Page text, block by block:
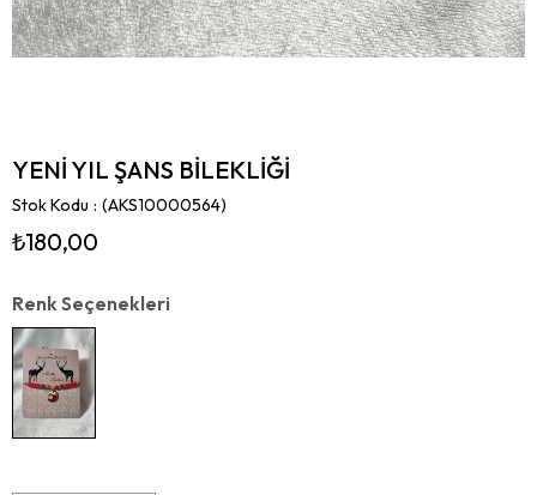
YENİ YIL ŞANS BİLEKLİĞİ
Stok Kodu (AKS10000564)
₺180,00
Renk Seçenekleri